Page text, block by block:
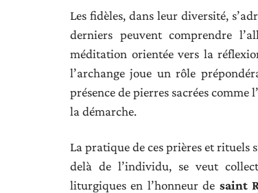
Les fidèles, dans leur diversité,
derniers peuvent comprendre
méditation orientée vers la
l’archange joue un rôle
présence de pierres sacrées
la démarche.
La pratique de ces prières et rituels
delà de l’individu, se veut
liturgiques en l’honneur de saint